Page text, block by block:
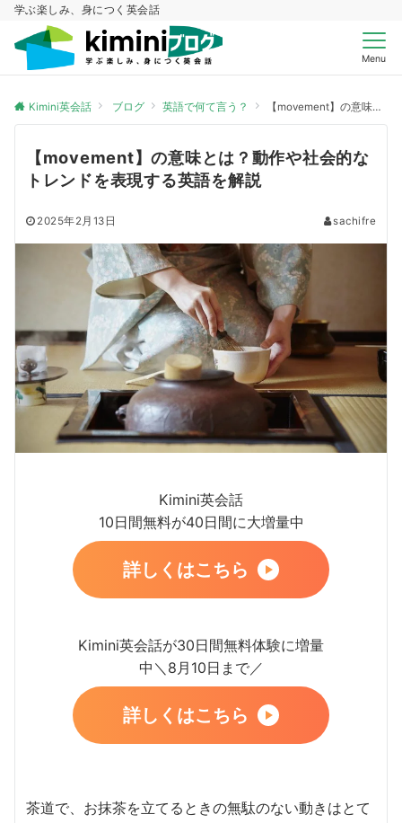
学ぶ楽しみ、身につく英会話
Menu
Kimini英会話 ブログ 英語で何て言う？ 【movement】の意味とは？動作や社会的なトレンドを表現する英語を解説
【movement】の意味とは？動作や社会的な
トレンドを表現する英語を解説
2025年2月13日 sachifre
Kimini英会話
10日間無料が40日間に大増量中
詳しくはこちら
Kimini英会話が30日間無料体験に増量
中＼8月10日まで／
詳しくはこちら
茶道で、お抹茶を立てるときの無駄のない動きはとて